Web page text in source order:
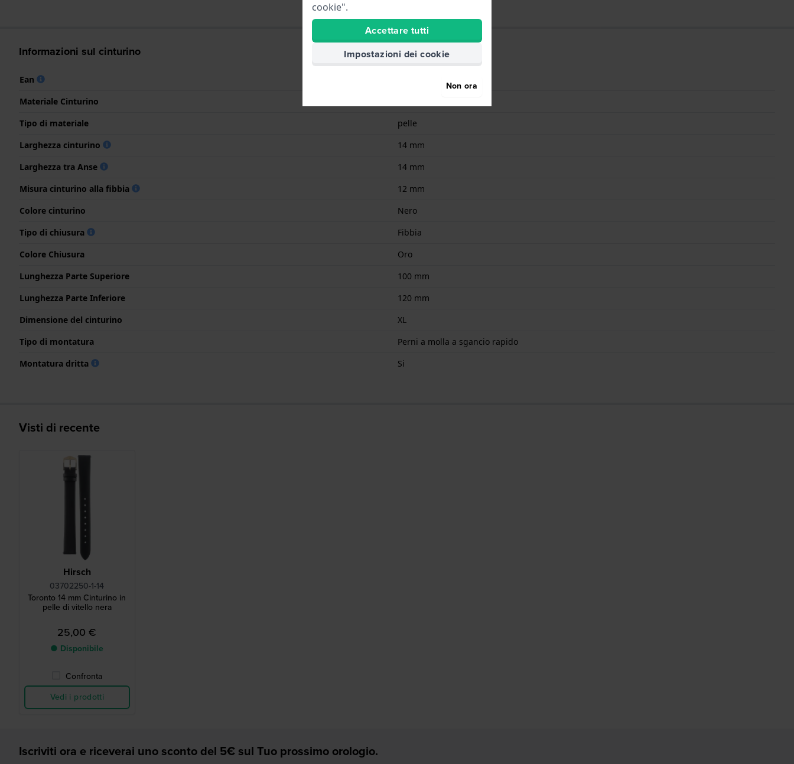
Informazioni sul cinturino
Ean
Materiale Cinturino
Tipo di materiale
pelle
Larghezza cinturino
14 mm
Larghezza tra Anse
14 mm
Misura cinturino alla fibbia
12 mm
Colore cinturino
Nero
Tipo di chiusura
Fibbia
Colore Chiusura
Oro
Lunghezza Parte Superiore
100 mm
Lunghezza Parte Inferiore
120 mm
Dimensione del cinturino
XL
Tipo di montatura
Perni a molla a sgancio rapido
Montatura dritta
Si
Visti di recente
Hirsch
03702250-1-14
Toronto 14 mm Cinturino in
pelle di vitello nera
25,00 €
● Disponibile
Confronta
Vedi i prodotti
Iscriviti ora e riceverai uno sconto del 5€ sul Tuo prossimo orologio.
cookie".
Accettare tutti
Impostazioni dei cookie
Non ora